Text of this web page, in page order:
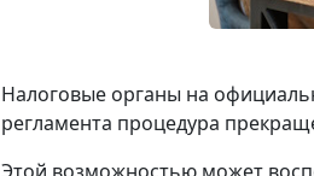
Налоговые органы на
регламента процедура